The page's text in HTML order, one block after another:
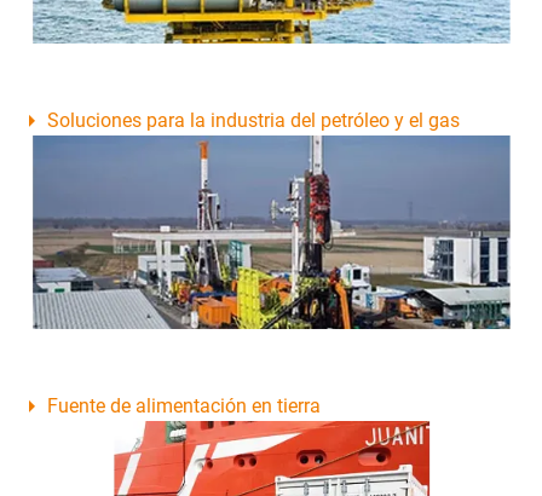
Soluciones para la industria del petróleo y el gas
Fuente de alimentación en tierra